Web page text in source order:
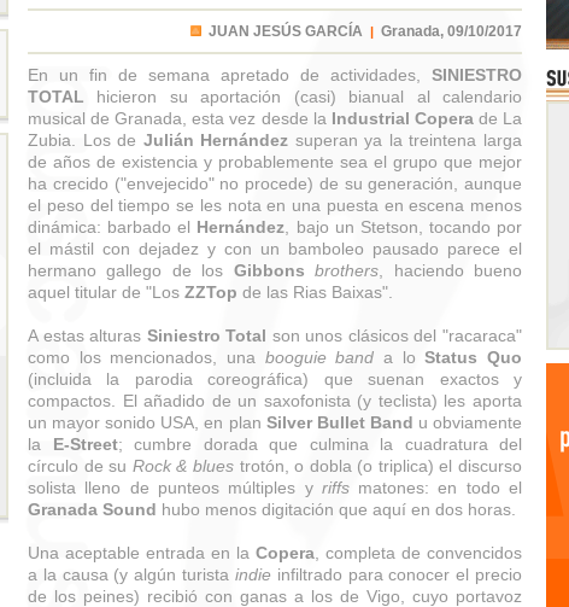
JUAN JESÚS GARCÍA | Granada, 09/10/2017
En un fin de semana apretado de actividades, SINIESTRO
TOTAL hicieron su aportación (casi) bianual al calendario
musical de Granada, esta vez desde la Industrial Coperade La
Zubia. Los de Julián Hernández superan ya la treintena larga
de años de existencia y probablemente sea el grupo que mejor
ha crecido ("envejecido" no procede) de su generación, aunque
el peso del tiempo se les nota en una puesta en escena menos
dinámica: barbado el Hernández , bajo un Stetson, tocando por
el mástil con dejadez y con un bamboleo pausado parece el
hermano gallego de los Gibbons brothers , haciendo bueno
aquel titular de "Los ZZTop de las Rias Baixas".
A estas alturas Siniestro Total son unos clásicos del "racaraca"
como los mencionados, una booguie band a loStatus Quo
(incluida la parodia coreográfica) que suenan exactos y
compactos. El añadido de un saxofonista (y teclista) les aporta
un mayor sonido USA, en plan Silver Bullet Band u obviamente
la E-Street; cumbre dorada que culmina la cuadratura del
círculo de su Rock & bluestrotón, o dobla (o triplica) el discurso
solista lleno de punteos múltiples y riffsmatones: en todo el
Granada Sound hubo menos digitación que aquí en dos horas.
Una aceptable entrada en la Copera , completa de convencidos
a la causa (y algún turista indieinfiltrado para conocer el precio
de los peines) recibió con ganas a los de Vigo, cuyo portavoz